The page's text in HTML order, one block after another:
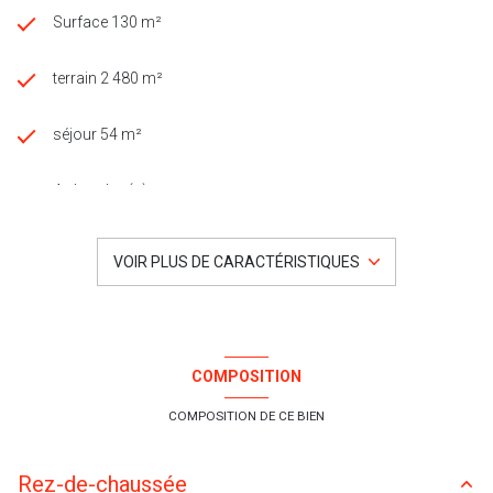
Surface 130 m²
terrain 2 480 m²
séjour 54 m²
4 chambre(s)
cuisine américaine (équipée)
Chauffage individuel : au sol (pompe à chaleur)
VOIR PLUS DE CARACTÉRISTIQUES
COMPOSITION
COMPOSITION DE CE BIEN
Rez-de-chaussée